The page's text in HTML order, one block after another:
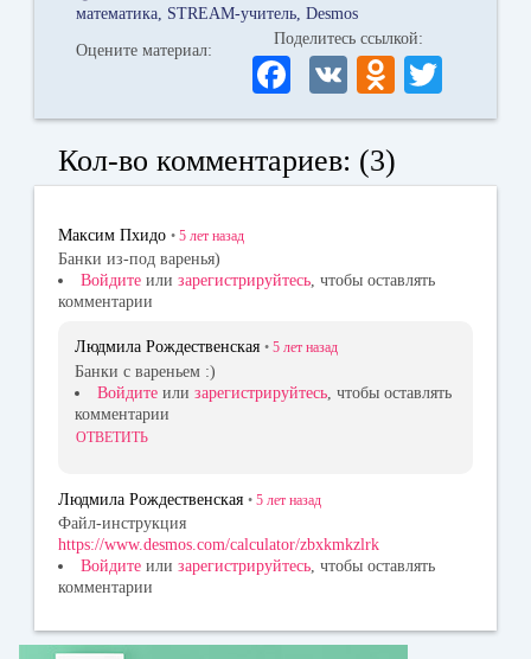
математика STREAM-учитель Desmos
Оцените материал:
Поделитесь ссылкой:
Fa
ce
bo
ok
V
K
O
dn
la
ki
wi
r
Кол-во комментариев: (3)
Максим Пхидо • 5 лет назад
Банки из-под варенья)
Войдите или зарегистрируйтесь, чтобы оставлять
комментарии
Людмила Рождественская • 5 лет назад
Банки с вареньем :)
Войдите или зарегистрируйтесь , чтобы оставлять
комментарии
ОТВЕТИТЬ
Людмила Рождественская • 5 лет назад
Файл-инструкция
https://www.desmos.com/calculator/zbxkmkzlrk
Войдите или зарегистрируйтесь, чтобы оставлять
комментарии